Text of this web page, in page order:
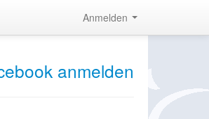
Anmelden
anmelden